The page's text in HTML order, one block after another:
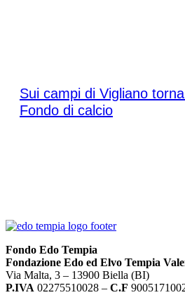
Sui campi di Vigliano
Fondo di calcio
Fondo Edo Tempia
Fondazione Edo ed Elvo Tempia
Via Malta, 3 – 13900 Biella (BI)
P.IVA 02275510028 – C.F